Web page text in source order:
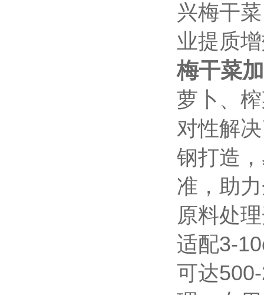
兴梅干
业提质
梅干菜
萝卜、
对性解
钢打造
准，助
原料处
适配3-
可达